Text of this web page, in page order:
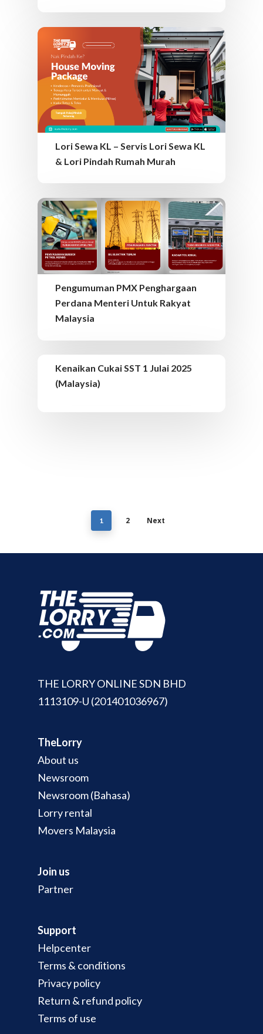
Lori Sewa KL – Servis Lori Sewa KL
& Lori Pindah Rumah Murah
Pengumuman PMX Penghargaan
Perdana Menteri Untuk Rakyat
Malaysia
Kenaikan Cukai SST 1 Julai 2025
(Malaysia)
1 2 Next
THE LORRY ONLINE SDN BHD
1113109-U (201401036967)
TheLorry
About us
Newsroom
Newsroom (Bahasa)
Lorry rental
Movers Malaysia
Join us
Partner
Support
Helpcenter
Terms & conditions
Privacy policy
Return & refund policy
Terms of use
MY – BM
Tukar Bahasa
English
Tukar Negara
Singapore
Indonesia